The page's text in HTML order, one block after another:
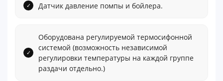
Датчик давление помпы и бойлера.
Оборудована регулируемой термосифонной
системой (возможность независимой
регулировки температуры на каждой группе
раздачи отдельно.)